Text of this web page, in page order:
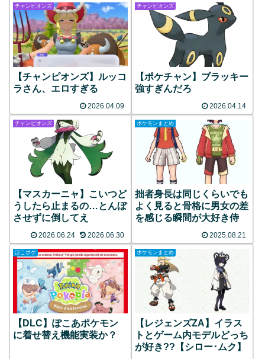
チャンピオンズ
【チャンピオンズ】ルッコ
ラさん、エロすぎる
2026.04.09
チャンピオンズ
【ポケチャン】ブラッキー
強すぎんだろ
2026.04.14
チャンピオンズ
【マスカーニャ】こいつど
うしたら止まるの…とんぼ
させずに倒してえ
2026.06.24 2026.06.30
ポケモンまとめ
拙者身長は同じくらいでも
よく見ると骨格に男女の差
を感じる瞬間が大好き侍
2025.08.21
ぽこポケ
【DLC】ぽこあポケモン
に着せ替え機能実装か？
ポケモンまとめ
【レジェンズZA】イラス
トとゲーム内モデルどっち
が好き??【シロー･ムク】